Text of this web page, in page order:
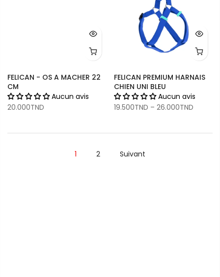
FELICAN - OS A MACHER 22
CM
Aucun avis
20.000TND
FELICAN PREMIUM HARNAIS
CHIEN UNI BLEU
Aucun avis
19.500TND – 26.000TND
1 2 Suivant